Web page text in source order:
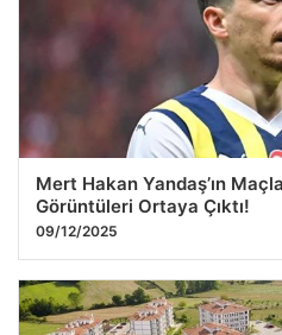
Mert Hakan Yandaş’ın
Görüntüleri Ortaya Çıktı!
09/12/2025